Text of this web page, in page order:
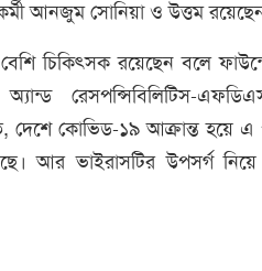
আনজুম সোনিয়া ও উত্তম
চিকিৎসক রয়েছেন বলে
রেসপন্সিবিলিটিস-
দেশে কোভিড-১৯ আক্রান্ত হয়ে এ
আর ভাইরাসটির উপসর্গ নিয়ে